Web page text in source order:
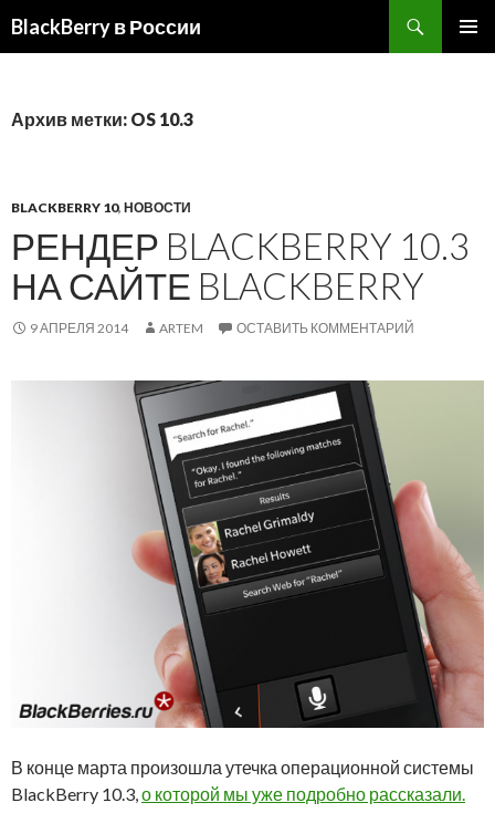
BlackBerry в России
Архив метки: OS 10.3
BLACKBERRY 10, НОВОСТИ
РЕНДЕР BLACKBERRY 10.3
НА САЙТЕ BLACKBERRY
9 АПРЕЛЯ 2014 ARTEM ОСТАВИТЬ КОММЕНТАРИЙ
В конце марта произошла утечка операционной системы
BlackBerry 10.3,о которой мы уже подробно рассказали.